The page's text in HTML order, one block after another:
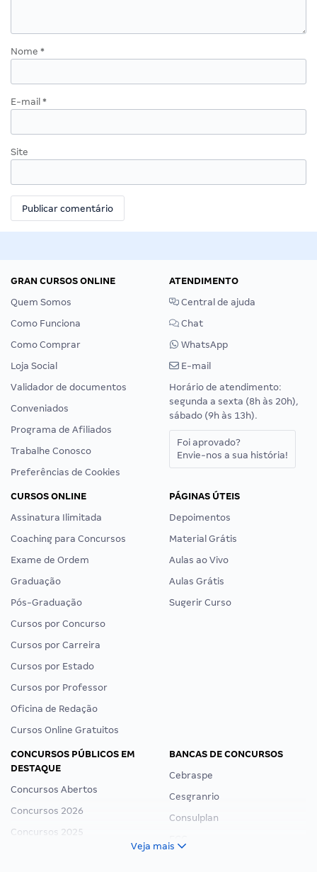
Nome *
E-mail *
Site
GRAN CURSOS ONLINE
Quem Somos
Como Funciona
Como Comprar
Loja Social
Validador de documentos
Conveniados
Programa de Afiliados
Trabalhe Conosco
Preferências de Cookies
ATENDIMENTO
Central de ajuda
Chat
WhatsApp
E-mail
Horário de atendimento:
segunda a sexta (8h às 20h),
sábado (9h às 13h).
Foi aprovado?
Envie-nos a sua história!
CURSOS ONLINE
Assinatura Ilimitada
Coaching para Concursos
Exame de Ordem
Graduação
Pós-Graduação
Cursos por Concurso
Cursos por Carreira
Cursos por Estado
Cursos por Professor
Oficina de Redação
Cursos Online Gratuitos
PÁGINAS ÚTEIS
Depoimentos
Material Grátis
Aulas ao Vivo
Aulas Grátis
Sugerir Curso
CONCURSOS PÚBLICOS EM
DESTAQUE
Concursos Abertos
Concursos 2026
Concursos 2025
BANCAS DE CONCURSOS
Cebraspe
Cesgranrio
Consulplan
Veja mais